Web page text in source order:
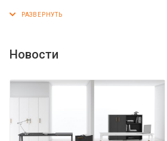
соединены между собой
столешницей и опорами, что
Новости